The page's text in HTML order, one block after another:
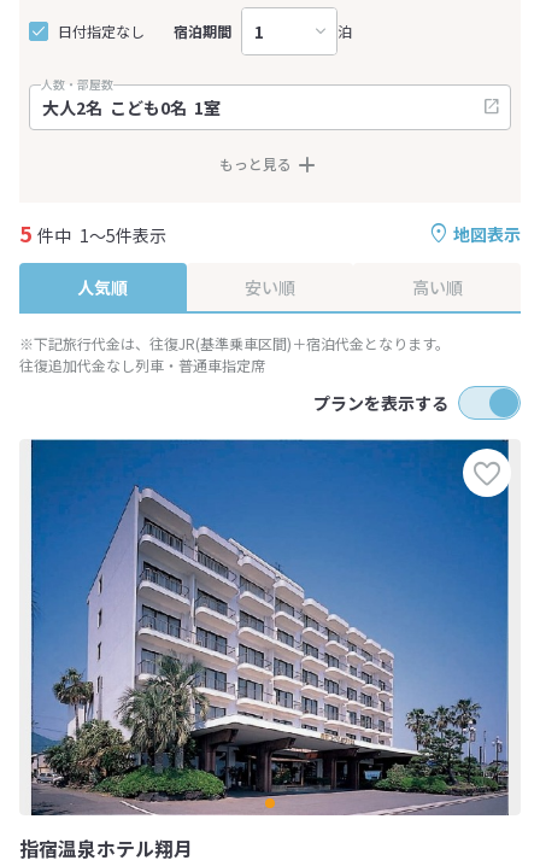
日付指定なし 宿泊期間 泊
人数・部屋数
もっと見る
地図表示
5 件中 1～5件表示
人気順 安い順 高い順
※下記旅行代金は、往復JR(基準乗車区間)＋宿泊代金となります。
往復追加代金なし列車・普通車指定席
プランを表示する
指宿温泉ホテル翔月